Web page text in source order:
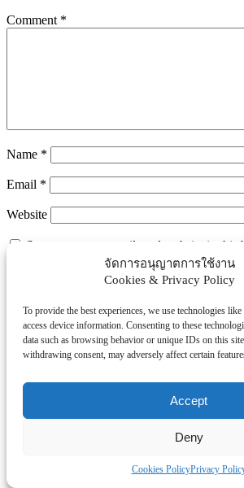
จัดการอนุญาตการใช้งาน
Cookies & Privacy Policy
To provide the best experiences, we use technologies
access device information. Consenting to these
data such as browsing behavior or unique IDs on this
withdrawing consent, may adversely affect certain
Accept
Deny
Cookies PolicyPrivacy
Comment *
Name *
Email *
Website
Save my name, email, and website in this
Search
Search